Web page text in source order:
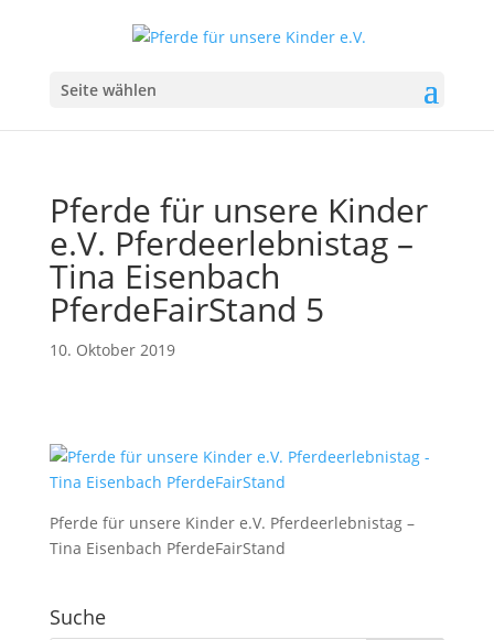
Seite wählen
Pferde für unsere Kinder
e.V. Pferdeerlebnistag –
Tina Eisenbach
PferdeFairStand 5
10. Oktober 2019
Pferde für unsere Kinder e.V. Pferdeerlebnistag –
Tina Eisenbach PferdeFairStand
Suche